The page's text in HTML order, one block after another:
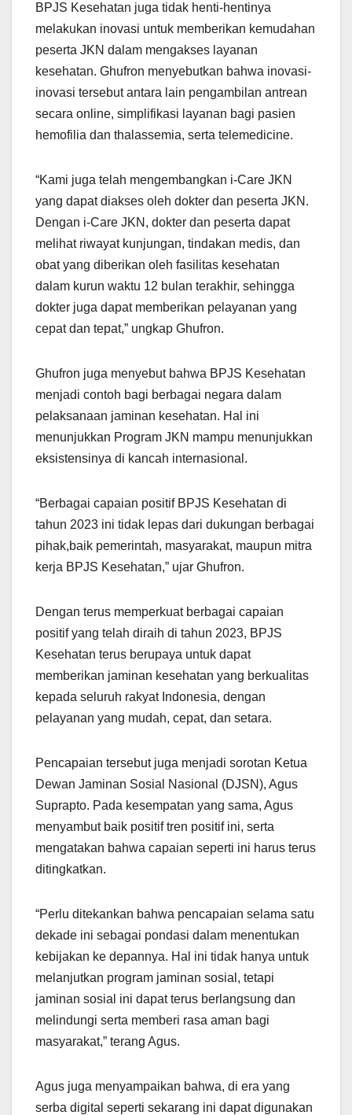
BPJS Kesehatan juga tidak henti-hentinya
melakukan inovasi untuk memberikan kemudahan
peserta JKN dalam mengakses layanan
kesehatan. Ghufron menyebutkan bahwa inovasi-
inovasi tersebut antara lain pengambilan antrean
secara online, simplifikasi layanan bagi pasien
hemofilia dan thalassemia, serta telemedicine.
“Kami juga telah mengembangkan i-Care JKN
yang dapat diakses oleh dokter dan peserta JKN.
Dengan i-Care JKN, dokter dan peserta dapat
melihat riwayat kunjungan, tindakan medis, dan
obat yang diberikan oleh fasilitas kesehatan
dalam kurun waktu 12 bulan terakhir, sehingga
dokter juga dapat memberikan pelayanan yang
cepat dan tepat,” ungkap Ghufron.
Ghufron juga menyebut bahwa BPJS Kesehatan
menjadi contoh bagi berbagai negara dalam
pelaksanaan jaminan kesehatan. Hal ini
menunjukkan Program JKN mampu menunjukkan
eksistensinya di kancah internasional.
“Berbagai capaian positif BPJS Kesehatan di
tahun 2023 ini tidak lepas dari dukungan berbagai
pihak,baik pemerintah, masyarakat, maupun mitra
kerja BPJS Kesehatan,” ujar Ghufron.
Dengan terus memperkuat berbagai capaian
positif yang telah diraih di tahun 2023, BPJS
Kesehatan terus berupaya untuk dapat
memberikan jaminan kesehatan yang berkualitas
kepada seluruh rakyat Indonesia, dengan
pelayanan yang mudah, cepat, dan setara.
Pencapaian tersebut juga menjadi sorotan Ketua
Dewan Jaminan Sosial Nasional (DJSN), Agus
Suprapto. Pada kesempatan yang sama, Agus
menyambut baik positif tren positif ini, serta
mengatakan bahwa capaian seperti ini harus terus
ditingkatkan.
“Perlu ditekankan bahwa pencapaian selama satu
dekade ini sebagai pondasi dalam menentukan
kebijakan ke depannya. Hal ini tidak hanya untuk
melanjutkan program jaminan sosial, tetapi
jaminan sosial ini dapat terus berlangsung dan
melindungi serta memberi rasa aman bagi
masyarakat,” terang Agus.
Agus juga menyampaikan bahwa, di era yang
serba digital seperti sekarang ini dapat digunakan